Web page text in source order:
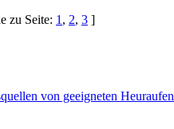
zu Seite: 1 , 2, 3 ]
von geeigneten Heuraufen